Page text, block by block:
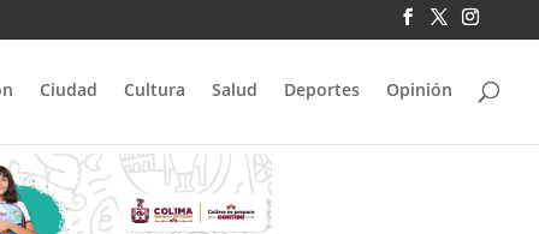
Ciudad Cultura Salud Deportes Opinión